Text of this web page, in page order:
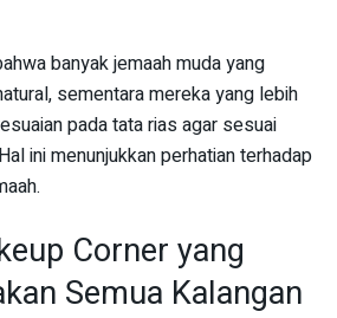
banyak jemaah muda yang
sementara mereka yang lebih
pada tata rias agar sesuai
ini menunjukkan perhatian terhadap
Corner yang
Semua Kalangan